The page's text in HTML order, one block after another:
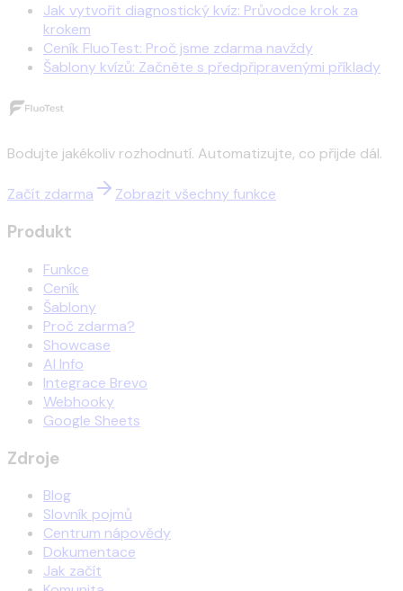
Jak vytvořit diagnostický kvíz: Průvodce krok za
krokem
Ceník FluoTest: Proč jsme zdarma navždy
Šablony kvízů: Začněte s předpřipravenými příklady
Bodujte jakékoliv rozhodnutí. Automatizujte, co přijde dál.
Začít zdarma Zobrazit všechny funkce
Produkt
Funkce
Ceník
Šablony
Proč zdarma?
Showcase
AI Info
Integrace Brevo
Webhooky
Google Sheets
Zdroje
Blog
Slovník pojmů
Centrum nápovědy
Dokumentace
Jak začít